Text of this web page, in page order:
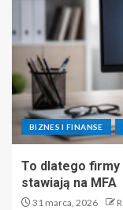
BIZNES I FINANSE
To dlatego firmy
stawiają na MFA
31 marca, 2026